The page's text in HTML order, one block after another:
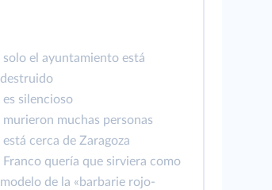
solo el ayuntamiento está
destruido
es silencioso
murieron muchas personas
está cerca de Zaragoza
Franco quería que sirviera como
modelo de la «barbarie rojo-